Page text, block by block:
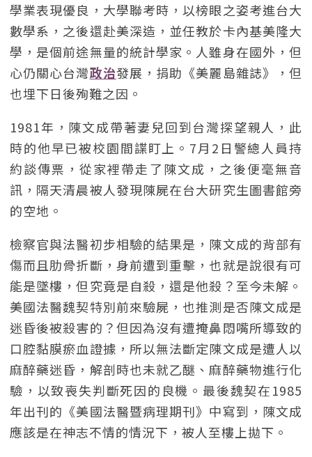
學業表現優良，大學聯考時，以榜眼之姿考進台大
數學系，之後還赴美深造，並任教於卡內基美隆大
學，是個前途無量的統計學家。人雖身在國外，但
心仍關心台灣政治發展，捐助《美麗島雜誌》，但
也埋下日後殉難之因。
1981年，陳文成帶著妻兒回到台灣探望親人，此
時的他早已被校園間諜盯上。7月2日警總人員持
約談傳票，從家裡帶走了陳文成，之後便毫無音
訊，隔天清晨被人發現陳屍在台大研究生圖書館旁
的空地。
檢察官與法醫初步相驗的結果是，陳文成的背部有
傷而且肋骨折斷，身前遭到重擊，也就是說很有可
能是墜樓，但究竟是自殺，還是他殺？至今未解。
美國法醫魏契特別前來驗屍，也推測是否陳文成是
迷昏後被殺害的？但因為沒有遭掩鼻悶嘴所導致的
口腔黏膜瘀血證據，所以無法斷定陳文成是遭人以
麻醉藥迷昏，解剖時也未就乙醚、麻醉藥物進行化
驗，以致喪失判斷死因的良機。最後魏契在1985
年出刊的《美國法醫暨病理期刊》中寫到，陳文成
應該是在神志不情的情況下，被人至樓上拋下。